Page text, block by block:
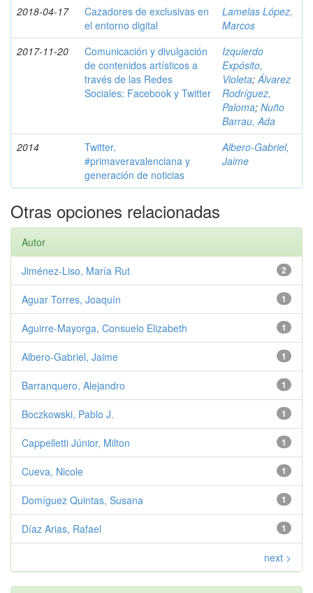
2018-04-17
Cazadores de exclusivas en
el entorno digital
Lamelas López,
Marcos
2017-11-20
Comunicación y divulgación
de contenidos artísticos a
través de las Redes
Sociales: Facebook y Twitter
Izquierdo
Expósito,
Violeta;Álvarez
Rodríguez,
Paloma; Nuño
Barrau, Ada
2014
Twitter,
#primaveravalenciana y
generación de noticias
Albero-Gabriel,
Jaime
Otras opciones relacionadas
Autor
2
Jiménez-Liso, María Rut
1
Aguar Torres, Joaquín
1
Aguirre-Mayorga, Consuelo Elizabeth
1
Albero-Gabriel, Jaime
1
Barranquero, Alejandro
1
Boczkowski, Pablo J.
1
Cappelletti Júnior, Milton
1
Cueva, Nicole
1
Domíguez Quintas, Susana
1
Díaz Arias, Rafael
next >